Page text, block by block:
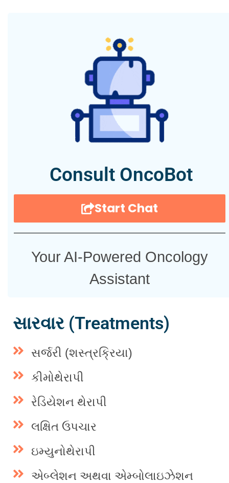
Consult OncoBot
Start Chat
Your AI-Powered Oncology
Assistant
સારવાર (Treatments)
સર્જરી (શસ્ત્રક્રિયા)
કીમોથેરાપી
રેડિયેશન થેરાપી
લક્ષિત ઉપચાર
ઇમ્યુનોથેરાપી
એબ્લેશન અથવા એમ્બોલાઇઝેશન